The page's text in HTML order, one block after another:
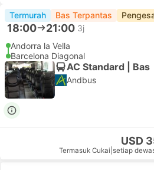
Termurah Bas Terpantas
18:00 21:00 3j
Andorra la Vella
Barcelona Diagonal
AC Standard | Bas
Andbus
USD
Termasuk Cukai setiap